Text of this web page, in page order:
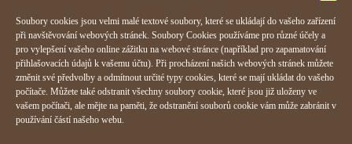
Soubory cookies jsou velmi malé textové soubory, které se ukládají do vašeho zařízení
při navštěvování webových stránek. Soubory Cookies používáme pro různé účely a
pro vylepšení vašeho online zážitku na webové stránce (například pro zapamatování
přihlašovacích údajů k vašemu účtu). Při procházení našich webových stránek můžete
změnit své předvolby a odmítnout určité typy cookies, které se mají ukládat do vašeho
počítače. Můžete také odstranit všechny soubory cookie, které jsou již uloženy ve
vašem počítači, ale mějte na paměti, že odstranění souborů cookie vám může zabránit v
používání částí našeho webu.
Informace
Obchodní podmínky
Reklamační formulář
Odstoupení od smlouvy
Ochrana osobních údajů
Cookies